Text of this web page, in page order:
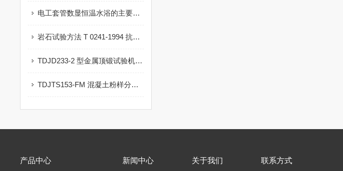
电工套管数显恒温水浴的主要组成部分
岩石试验方法 T 0241-1994 抗冻性试验试验方法
TDJD233-2 型金属顶锻试验机产品详解
TDJTS153-FM 混凝土粉样分层研磨机：水运工程耐久性检测核心工具
产品中心 新闻中心 关于我们 联系方式